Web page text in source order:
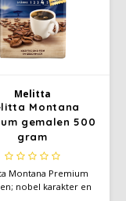
Melitta
Montana
gemalen 500
gram
Montana Premium
nobel karakter en